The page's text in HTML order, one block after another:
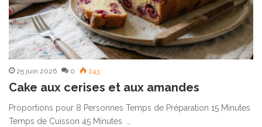
25 juin 2026 0 243
Cake aux cerises et aux amandes
Proportions pour 8 Personnes Temps de Préparation 15 Minutes
Temps de Cuisson 45 Minutes …